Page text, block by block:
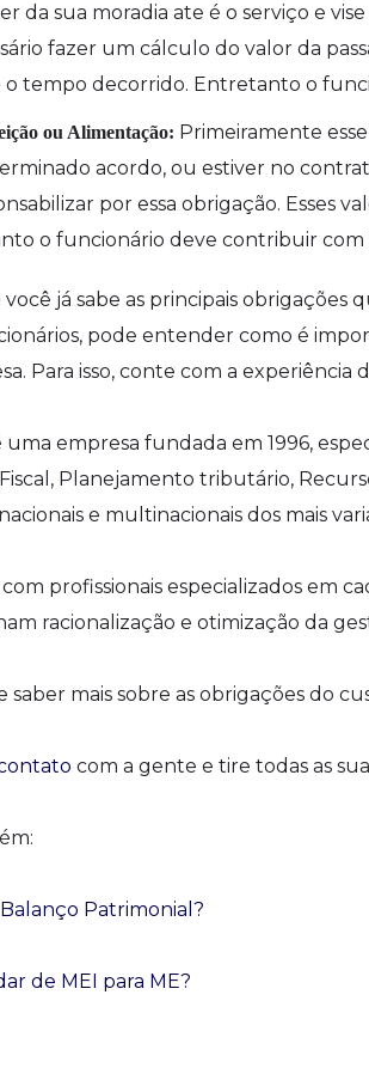
da sua moradia ate é o serviço e
fazer um cálculo do valor da
o tempo decorrido. Entretanto o
ou Alimentação: Primeiramente
acordo, ou estiver no
por essa obrigação. Esses
o funcionário deve contribuir com
já sabe as principais
pode entender como é
Para isso, conte com a experiência
uma empresa fundada em 1996,
Fiscal, Planejamento tributário,
e multinacionais dos mais
profissionais especializados em
racionalização e otimização da
saber mais sobre as obrigações do
com a gente e tire todas as
Patrimonial?
de MEI para ME?